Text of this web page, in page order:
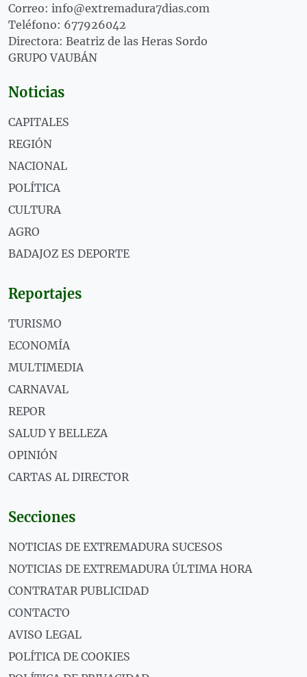
Correo: info@extremadura7dias.com
Teléfono: 677926042
Directora: Beatriz de las Heras Sordo
GRUPO VAUBÁN
Noticias
CAPITALES
REGIÓN
NACIONAL
POLÍTICA
CULTURA
AGRO
BADAJOZ ES DEPORTE
Reportajes
TURISMO
ECONOMÍA
MULTIMEDIA
CARNAVAL
REPOR
SALUD Y BELLEZA
OPINIÓN
CARTAS AL DIRECTOR
Secciones
NOTICIAS DE EXTREMADURA SUCESOS
NOTICIAS DE EXTREMADURA ÚLTIMA HORA
CONTRATAR PUBLICIDAD
CONTACTO
AVISO LEGAL
POLÍTICA DE COOKIES